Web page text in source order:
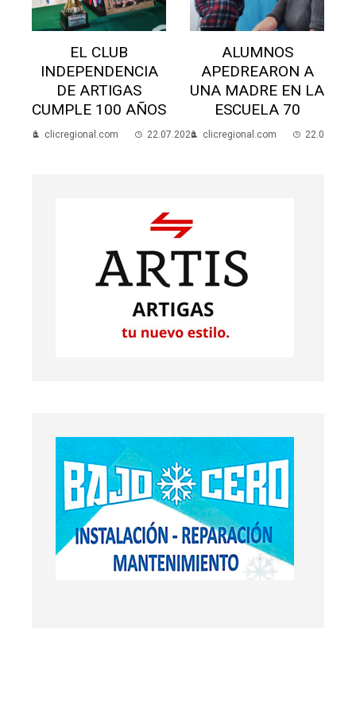
EL CLUB
INDEPENDENCIA
DE ARTIGAS
CUMPLE 100 AÑOS
clicregional.com 22.07.2026
ALUMNOS
APEDREARON A
UNA MADRE EN LA
ESCUELA 70
clicregional.com 22.07.2026